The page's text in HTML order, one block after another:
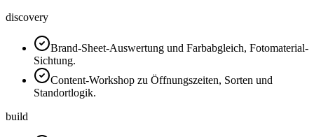
discovery
Brand-Sheet-Auswertung und Farbabgleich, Fotomaterial-
Sichtung.
Content-Workshop zu Öffnungszeiten, Sorten und
Standortlogik.
build